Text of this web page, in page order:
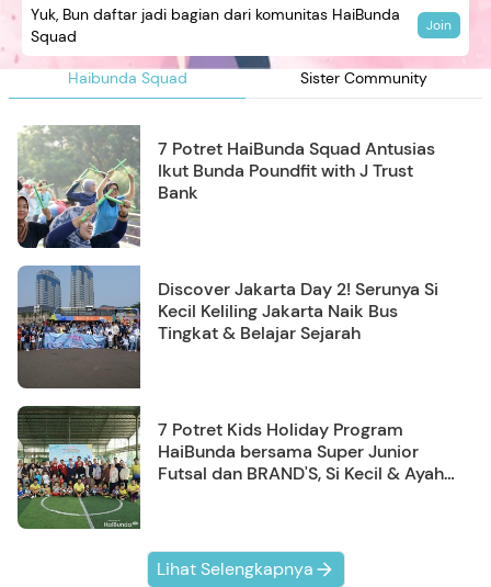
Haibunda Squad Sister Community
Yuk, Bun daftar jadi bagian dari komunitas HaiBunda
Squad
Join
7 Potret HaiBunda Squad Antusias
Ikut Bunda Poundfit with J Trust
Bank
Discover Jakarta Day 2! Serunya Si
Kecil Keliling Jakarta Naik Bus
Tingkat & Belajar Sejarah
7 Potret Kids Holiday Program
HaiBunda bersama Super Junior
Futsal dan BRAND'S, Si Kecil & Ayah
Lihat Selengkapnya